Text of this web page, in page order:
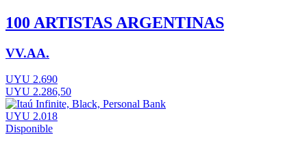
100 ARTISTAS ARGENTINAS
VV.AA.
UYU 2.690
UYU 2.286,50
UYU 2.018
Disponible